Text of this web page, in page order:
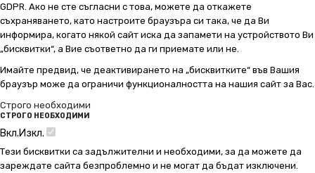
GDPR. Ако не сте съгласни с това, можете да откажете
съхраняването, като настроите браузъра си така, че да Ви
информира, когато някой сайт иска да запамети на устройството Ви
„бисквитки“, а Вие съответно да ги приемате или не.
Имайте предвид, че деактивирането на „бисквитките“ във Вашия
браузър може да ограничи функционалността на нашия сайт за Вас.
Строго необходими
СТРОГО НЕОБХОДИМИ
Вкл.Изкл.
Тези бисквитки са задължителни и необходими, за да можете да
зареждате сайта безпроблемно и не могат да бъдат изключени.